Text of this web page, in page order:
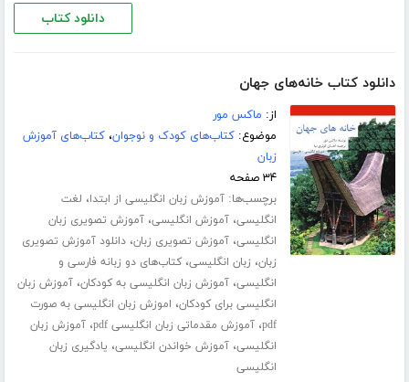
دانلود کتاب
دانلود کتاب خانه‌های جهان
از: ماکس مور
موضوع:کتاب‌های کودک و نوجوان،کتاب‌های آموزش
زبان
۳۴ صفحه
برچسب‌ها:آموزش زبان انگلیسی از ابتدا، لغت
انگلیسی،آموزش انگلیسی،آموزش تصویری زبان
انگلیسی،آموزش تصویری زبان،دانلود آموزش تصویری
زبان، زبان انگلیسی،کتاب‌های دو زبانه فارسی و
انگلیسی،آموزش زبان انگلیسی به کودکان،آموزش زبان
انگلیسی برای کودکان، اموزش زبان انگلیسی به صورت
pdf،آموزش مقدماتی زبان انگلیسی pdf ،آموزش زبان
انگلیسی،آموزش خواندن انگلیسی، یادگیری زبان
انگلیسی